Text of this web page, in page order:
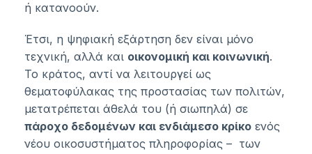
ή κατανοούν.
Έτσι, η ψηφιακή εξάρτηση δεν είναι μόνο
τεχνική, αλλά και οικονομική και κοινωνική.
Το κράτος, αντί να λειτουργεί ως
θεματοφύλακας της προστασίας των πολιτών,
μετατρέπεται άθελά του (ή σιωπηλά) σε
πάροχο δεδομένων και ενδιάμεσο κρίκο ενός
νέου οικοσυστήματος πληροφορίας – των